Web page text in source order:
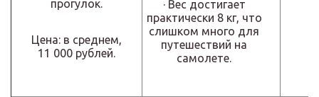
прогулок.
Цена: в среднем,
11 000 рублей.
· Вес достигает
практически 8 кг, что
слишком много для
путешествий на
самолете.